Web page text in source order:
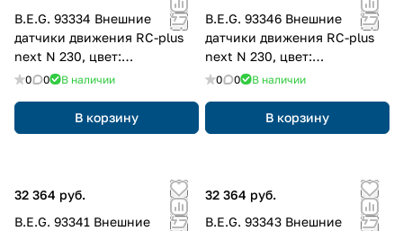
B.E.G. 93334 Внешние
датчики движения RC-plus
next N 230, цвет:
коричневый матовый,
0 0 В наличии
В корзину
B.E.G. 93346 Внешние
датчики движения RC-plus
next N 230, цвет:
серебрянный матовый,
0 0 В наличии
В корзину
32 364 руб.
B.E.G. 93341 Внешние
32 364 руб.
B.E.G. 93343 Внешние